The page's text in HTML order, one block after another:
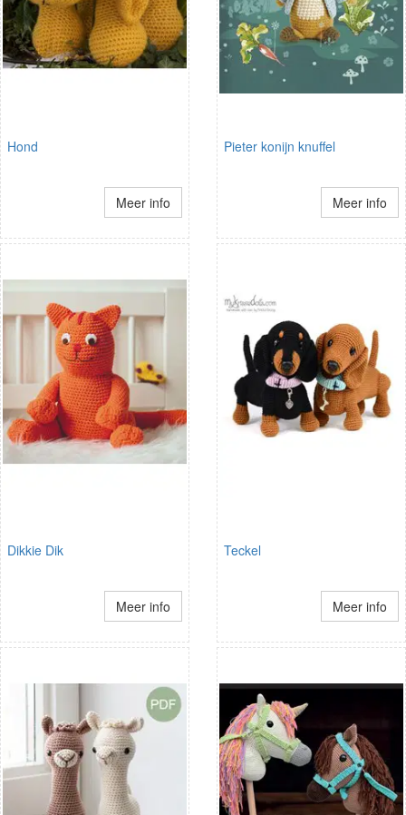
Hond
Meer info
Pieter konijn knuffel
Meer info
Dikkie Dik
Meer info
Teckel
Meer info